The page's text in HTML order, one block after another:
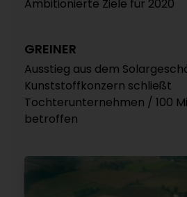
Ambitionierte Ziele für 2020
GREINER
Ausstieg aus dem
Kunststoffkonzern schließt
Tochterunternehmen / 100
betroffen